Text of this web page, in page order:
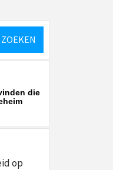
die
op